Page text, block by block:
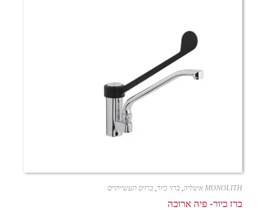
MONOLITH איטליה ברזי כיור ברזים תעשייתיים
ברז כיור- פיה ארוכה